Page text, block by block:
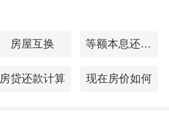
房屋互换 等额本息还款法
房贷还款计算 现在房价如何